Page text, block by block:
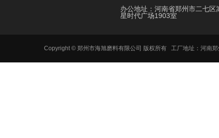
办公地址：河南省郑州市二七区
星时代广场1903室
Copyright © 郑州市海旭磨料有限公司 版权所有 工厂地址：河